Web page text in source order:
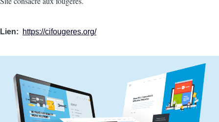
Lien https://cifougeres.org/